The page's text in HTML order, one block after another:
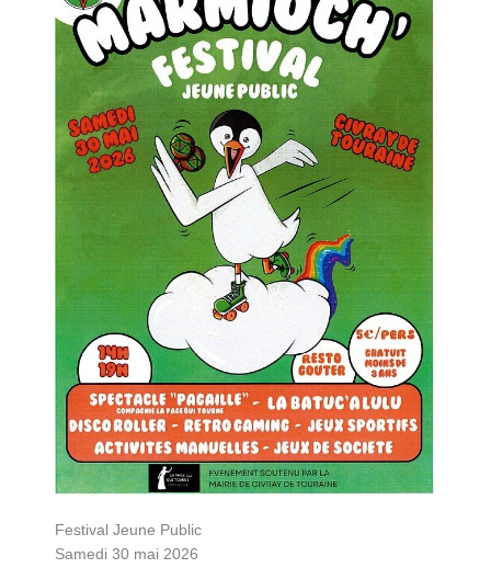
Festival Jeune Public
Samedi 30 mai 2026